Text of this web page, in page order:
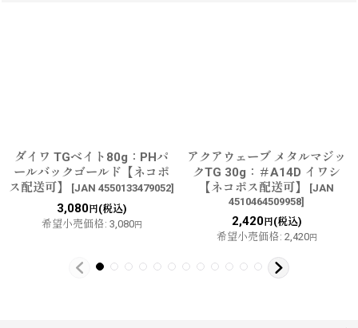
ダイワ TGベイト80g：PHパ
ールバックゴールド【ネコポ
ス配送可】
[JAN 4550133479052]
3,080円(税込)
希望小売価格: 3,080円
アクアウェーブ メタルマジッ
クTG 30g：＃A14D イワシ
【ネコポス配送可】
[JAN
4510464509958]
2,420円(税込)
希望小売価格: 2,420円